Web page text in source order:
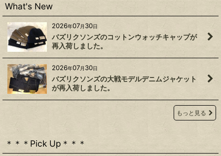
What's New
2026年07月 30日
バズリクソンズのコットンウォッチキャップが
再入荷しました。
2026年07月 30日
バズリクソンズの大戦モデルデニムジャケット
が再入荷しました。
もっと見る
＊＊＊Pick Up＊＊＊